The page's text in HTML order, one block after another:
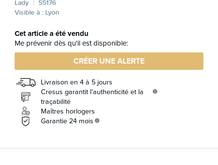
Lady
55176
Visible à : Lyon
Cet article a été vendu
Me prévenir dès qu'il est disponible:
CRÉER UNE ALERTE
Livraison en 4 à 5 jours
Cresus garantit l'authenticité et la
traçabilité
info
Maîtres horlogers
Garantie 24 mois info